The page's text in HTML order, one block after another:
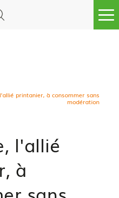
printanier, à consommer sans
modération
l'allié
à